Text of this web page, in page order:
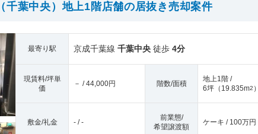
千葉中央）地上1階店舗の居抜き売却案件
最寄り駅 京成千葉線 千葉中央 徒歩 4分
現賃料/坪単
価
－ / 44,000円 階数/面積
地上1階 /
6坪 （ 19.835m2 ）
敷金/礼金 - / -
前業態/
希望譲渡額
ケーキ / 100万円